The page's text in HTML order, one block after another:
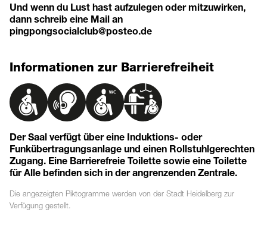
Und wenn du Lust hast aufzulegen oder mitzuwirken,
dann schreib eine Mail an
pingpongsocialclub@posteo.de
Informationen zur Barrierefreiheit
Der Saal verfügt über eine Induktions- oder
Funkübertragungsanlage und einen Rollstuhlgerechten
Zugang. Eine Barrierefreie Toilette sowie eine Toilette
für Alle befinden sich in der angrenzenden Zentrale.
Die angezeigten Piktogramme werden von der Stadt Heidelberg zur
Verfügung gestellt.